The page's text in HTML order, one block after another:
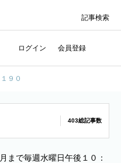
ログイン 会員登録
記事検索
９０
403総記事数
まで毎週水曜日午後１０：